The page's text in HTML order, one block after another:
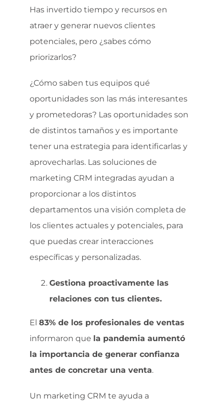
Has invertido tiempo y recursos en
atraer y generar nuevos clientes
potenciales, pero ¿sabes cómo
priorizarlos?
¿Cómo saben tus equipos qué
oportunidades son las más interesantes
y prometedoras? Las oportunidades son
de distintos tamaños y es importante
tener una estrategia para identificarlas y
aprovecharlas. Las soluciones de
marketing CRM integradas ayudan a
proporcionar a los distintos
departamentos una visión completa de
los clientes actuales y potenciales, para
que puedas crear interacciones
específicas y personalizadas.
Gestiona proactivamente las
relaciones con tus clientes.
El 83% de los profesionales de ventas
informaron que la pandemia aumentó
la importancia de generar confianza
antes de concretar una venta.
Un marketing CRM te ayuda a